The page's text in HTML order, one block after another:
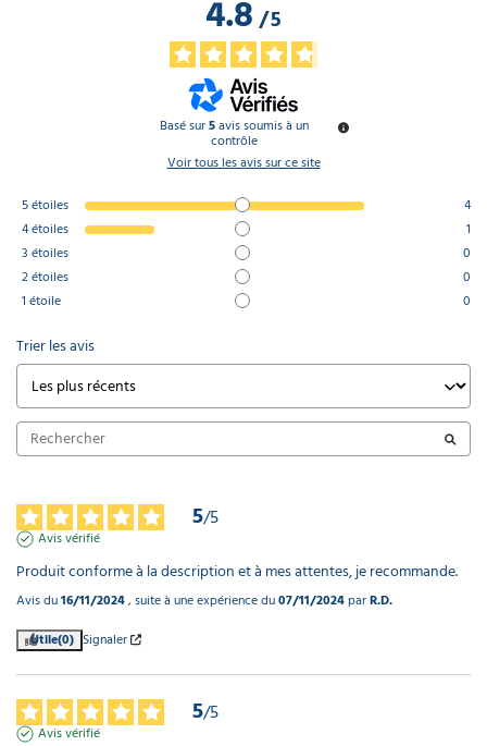
4.8/5
Basé sur5avis soumis à un
contrôle
Voir tous les avis sur ce site
5étoiles
4
4étoiles
1
3 étoiles
0
2étoiles
0
1 étoile 0
Trier les avis
5/5
Avis vérifié
Produit conforme à la description et à mes attentes, je recommande.
Avis du16/11/2024, suite à une expérience du07/11/2024parR.D.
Utile(0) Signaler
5/5
Avis vérifié